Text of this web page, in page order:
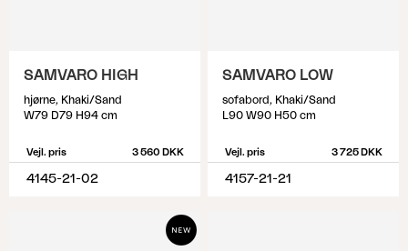
SAMVARO HIGH
hjørne, Khaki/Sand
W79 D79 H94 cm
Vejl. pris 3 560 DKK
4145-21-02
SAMVARO LOW
sofabord, Khaki/Sand
L90 W90 H50 cm
Vejl. pris 3 725 DKK
4157-21-21